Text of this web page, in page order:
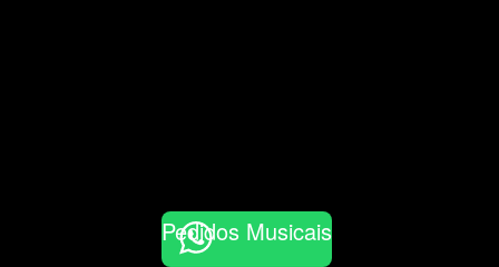
Pedidos Musicais